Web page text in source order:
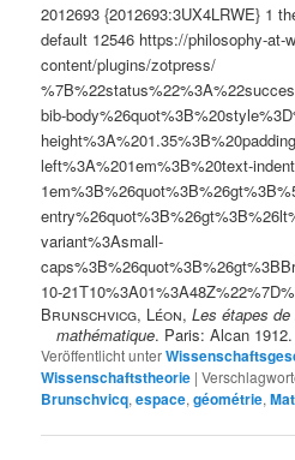
2012693 {2012693:3UX4LRWE} 1
default 12546 https://philosophy-at-
content/plugins/zotpress/
bib-
left%3A%201em%3B%20text-
variant%3Asmall-
10-
Brunschvicg, Léon,Les étapes
mathématique. Paris: Alcan
Veröffentlicht unter
Wissenschaftstheorie |
Brunschvicq,espace,géométrie,